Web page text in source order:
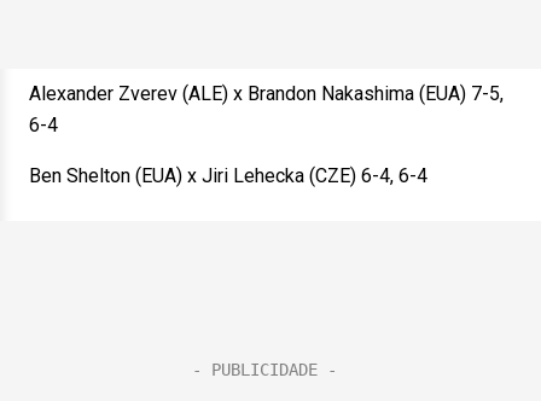
Alexander Zverev (ALE) x Brandon Nakashima (EUA) 7-5,
6-4
Ben Shelton (EUA) x Jiri Lehecka (CZE) 6-4, 6-4